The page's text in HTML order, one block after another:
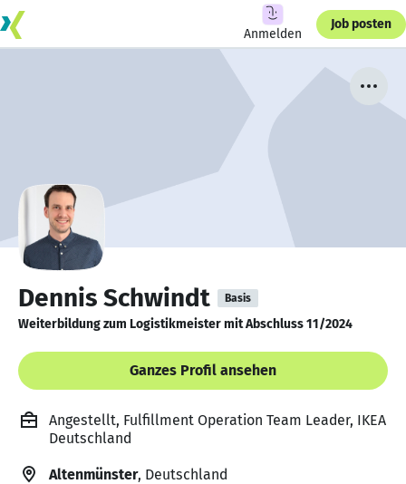
Anmelden
Job posten
Dennis Schwindt Basis
Weiterbildung zum Logistikmeister mit Abschluss 11/2024
Ganzes Profil ansehen
Angestellt, Fulfillment Operation Team Leader, IKEA
Deutschland
Altenmünster, Deutschland